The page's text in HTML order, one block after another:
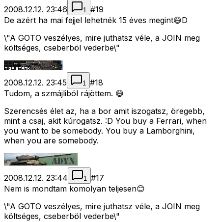
2008.12.12. 23:46 1 #19
De azért ha mai fejjel lehetnék 15 éves megint😄D
\"A GOTO veszélyes, mire juthatsz véle, a JOIN meg
költséges, cseberböl vederbe\"
2008.12.12. 23:45 1 #18
Tudom, a szmájliból rájöttem. 😄
Szerencsés élet az, ha a bor amit iszogatsz, öregebb,
mint a csaj, akit kúrogatsz. :D You buy a Ferrari, when
you want to be somebody. You buy a Lamborghini,
when you are somebody.
2008.12.12. 23:44 1 #17
Nem is mondtam komolyan teljesen😊
\"A GOTO veszélyes, mire juthatsz véle, a JOIN meg
költséges, cseberböl vederbe\"